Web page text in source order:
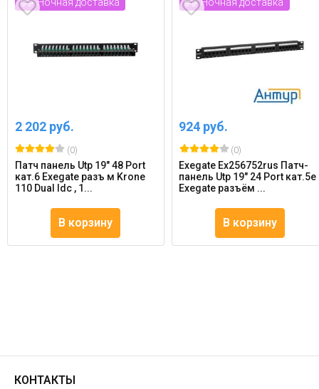
2 202 руб.
(0)
Патч панель Utp 19" 48 Port
кат.6 Exegate разъ м Krone
110 Dual Idc , 1...
В корзину
924 руб.
(0)
Exegate Ex256752rus Патч-
панель Utp 19" 24 Port кат.5e
Exegate разъём ...
В корзину
КОНТАКТЫ